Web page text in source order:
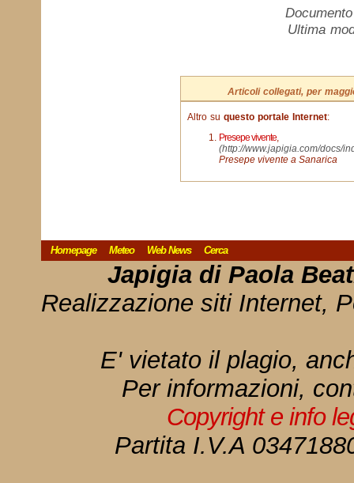
Ultima
Articoli collegati, per
Altro su questo portale Internet:
Presepe vivente,
(http://www.japigia.com/docs/
Presepe vivente a Sanarica
Homepage Meteo Web News Cerca
Japigia di Paola
Realizzazione siti Internet,
E' vietato il plagio,
Per informazioni,
Copyright e info
Partita I.V.A